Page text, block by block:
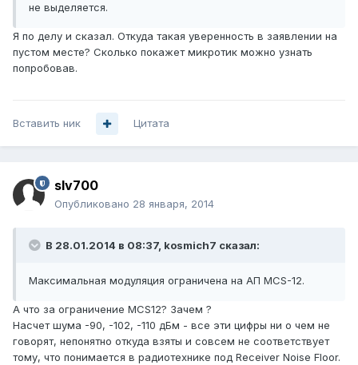
не выделяется.
Я по делу и сказал. Откуда такая уверенность в заявлении на
пустом месте? Сколько покажет микротик можно узнать
попробовав.
Вставить ник Цитата
slv700
Опубликовано 28 января, 2014
В 28.01.2014 в 08:37, kosmich7 сказал:
Максимальная модуляция ограничена на АП MCS-12.
А что за ограничение MCS12? Зачем ?
Насчет шума -90, -102, -110 дБм - все эти цифры ни о чем не
говорят, непонятно откуда взяты и совсем не соответствует
тому, что понимается в радиотехнике под Receiver Noise Floor.